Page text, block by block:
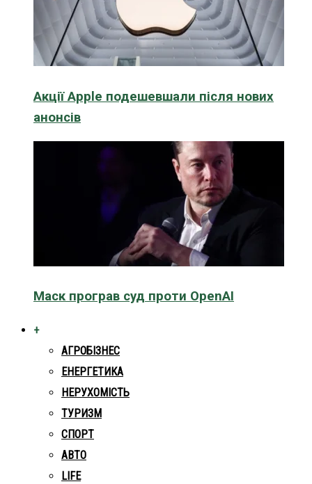
Акції Apple подешевшали після нових
анонсів
Маск програв суд проти OpenAI
+
АГРОБІЗНЕС
ЕНЕРГЕТИКА
НЕРУХОМІСТЬ
ТУРИЗМ
СПОРТ
АВТО
LIFE